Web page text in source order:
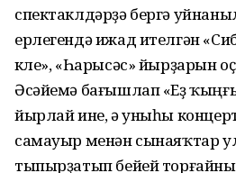
спектаклдәрҙә бергә
ерлегендә ижад ителгән
күле», «Һарысәс» йырҙарын
Әсәйемә бағышлап «Еҙ
йырлай ине, ә уныһы
самауыр менән сынаяҡтар
тыпырҙатып бейей